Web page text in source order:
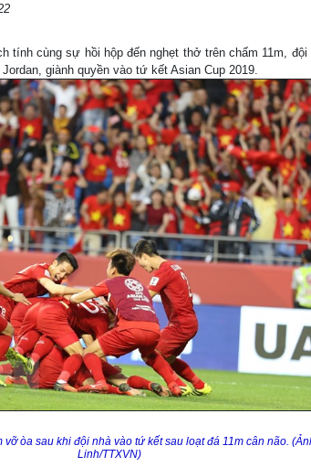
tính cùng sự hồi hộp đến nghẹt thở trên chấm 11m, đội
giành quyền vào tứ kết Asian Cup 2019.
vỡ òa sau khi đội nhà vào tứ kết sau loạt đá 11m cân não.
Linh/TTXVN)